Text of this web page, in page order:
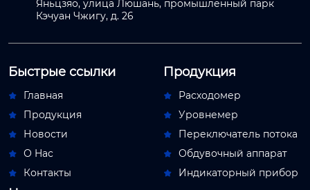
Яньцзяо, улица Люшань, промышленный парк
Кэчуан Чжигу, д. 26
Быстрые ссылки
 Главная
 Продукция
 Новости
 О Hас
 Контакты
Продукция
 Расходомер
 Уровнемер
 Переключатель потока
 Обдувочный аппарат
 Индикаторный прибор